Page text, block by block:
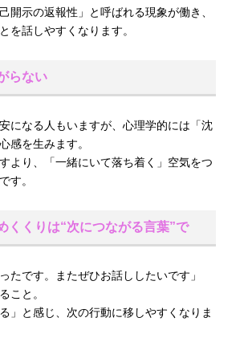
開示の返報性」と呼ばれる現象が働き、
を話しやすくなります。
らない
になる人もいますが、心理学的には「沈
感を生みます。
より、「一緒にいて落ち着く」空気をつ
す。
くくりは“次につながる言葉”で
たです。またぜひお話ししたいです」
こと。
」と感じ、次の行動に移しやすくなりま